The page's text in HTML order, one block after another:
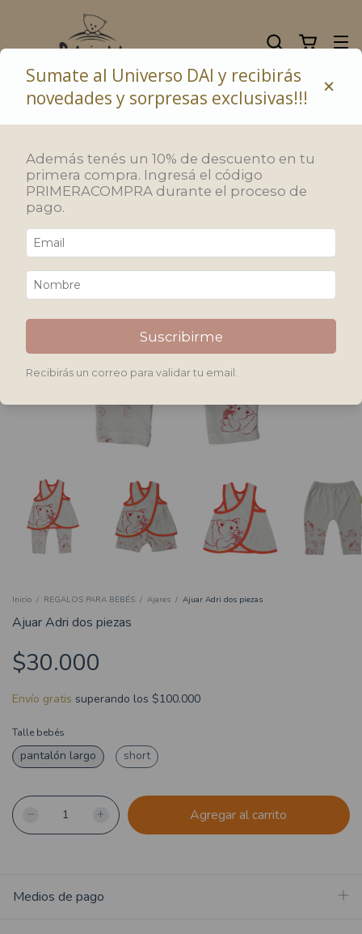
10% de descuento abonando con transferencia bancaria
Inicio / REGALOS PARA BEBÉS / Ajares / Ajuar Adri dos piezas
Ajuar Adri dos piezas
$30.000
Envío gratis superando los $100.000
Talle bebés
pantalón largo short
Medios de pago
Sumate al Universo DAI y recibirás
novedades y sorpresas exclusivas!!!
×
Además tenés un 10% de descuento en tu
primera compra. Ingresá el código
PRIMERACOMPRA durante el proceso de
pago.
Suscribirme
Recibirás un correo para validar tu email.